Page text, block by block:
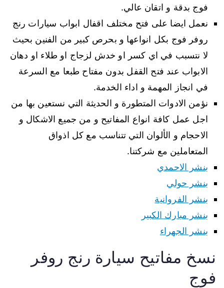
فوج بدقة و اتقان عالي.
نعمل ايضا على فتح مختلف اقفال ابواب سيارات رنج
روفر فوج بكل انواعها و بحرص كبير من الفنين بحيث
لا نتسبب في اي كسر او خدش لزجاج او طلاء او دهان
الابواب عند فتح القفل بدون مفتاح طبعا مع السرعة
في انجاز المهمة و اداء الخدمة.
نؤمن الادوات المتطورة و الحديثة التي نستعين بها من
اجل عمل كافة انواع المفاتيح و من جميع الاشكال و
الاحجام و الألوان التي تتناسب مع كل اذواق
المتعاملين مع شركتنا.
بنشر الاحمدي
بنشر حولي
بنشر الفروانية
بنشر مبارك الكبير
بنشر الجهراء
نسخ مفاتيح سيارة رنج روفر
فوج